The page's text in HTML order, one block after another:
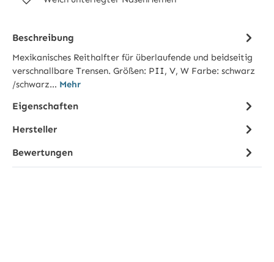
Beschreibung
Mexikanisches Reithalfter für überlaufende und beidseitig
verschnallbare Trensen. Größen: PII, V, W Farbe: schwarz
/schwarz… Mehr
Eigenschaften
Hersteller
Bewertungen